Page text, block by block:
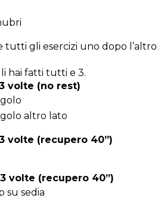
tutti gli esercizi uno dopo l’altro
hai fatti tutti e 3.
volte (no rest)
altro lato
volte (recupero 40”)
volte (recupero 40”)
su sedia